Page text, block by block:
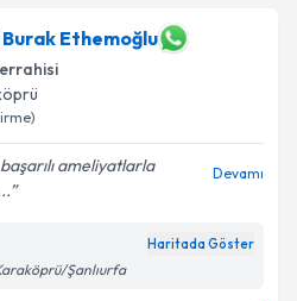
Ethemoğlu
ameliyatlarla
Devamı
Haritada Göster
Şanlıurfa